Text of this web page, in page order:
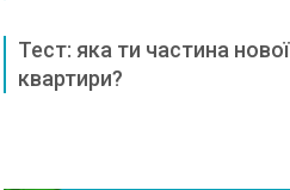
Тест: яка ти частина нової
квартири?